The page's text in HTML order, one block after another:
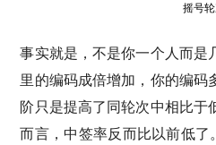
摇号
事实就是，不是你一个人而是
里的编码成倍增加，你的编码
阶只是提高了同轮次中相比于
而言，中签率反而比以前低了